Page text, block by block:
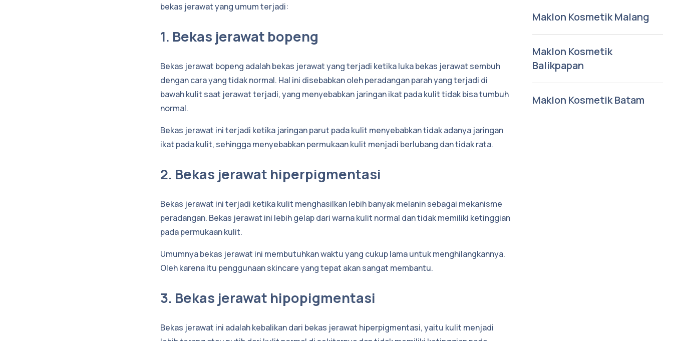
bekas jerawat yang umum terjadi:
1. Bekas jerawat bopeng
Bekas jerawat bopeng adalah bekas jerawat yang terjadi ketika luka bekas jerawat sembuh
dengan cara yang tidak normal. Hal ini disebabkan oleh peradangan parah yang terjadi di
bawah kulit saat jerawat terjadi, yang menyebabkan jaringan ikat pada kulit tidak bisa tumbuh
normal.
Bekas jerawat ini terjadi ketika jaringan parut pada kulit menyebabkan tidak adanya jaringan
ikat pada kulit, sehingga menyebabkan permukaan kulit menjadi berlubang dan tidak rata.
2. Bekas jerawat hiperpigmentasi
Bekas jerawat ini terjadi ketika kulit menghasilkan lebih banyak melanin sebagai mekanisme
peradangan. Bekas jerawat ini lebih gelap dari warna kulit normal dan tidak memiliki ketinggian
pada permukaan kulit.
Umumnya bekas jerawat ini membutuhkan waktu yang cukup lama untuk menghilangkannya.
Oleh karena itu penggunaan skincare yang tepat akan sangat membantu.
3. Bekas jerawat hipopigmentasi
Bekas jerawat ini adalah kebalikan dari bekas jerawat hiperpigmentasi, yaitu kulit menjadi
Maklon Kosmetik Malang
Maklon Kosmetik
Balikpapan
Maklon Kosmetik Batam